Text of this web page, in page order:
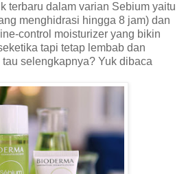
terbaru dalam varian Sebium yaitu
menghidrasi hingga 8 jam) dan
control moisturizer yang bikin
tapi tetap lembab dan
selengkapnya? Yuk dibaca